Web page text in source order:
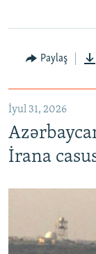
Paylaş
İyul 31, 2026
İrana